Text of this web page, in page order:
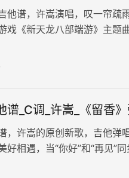
他谱，许嵩演唱，叹一帘疏
戏《新天龙八部端游》主题
谱_C调_许嵩_《留香
，许嵩的原创新歌，吉他弹
好相遇，当“你好”和“再见”